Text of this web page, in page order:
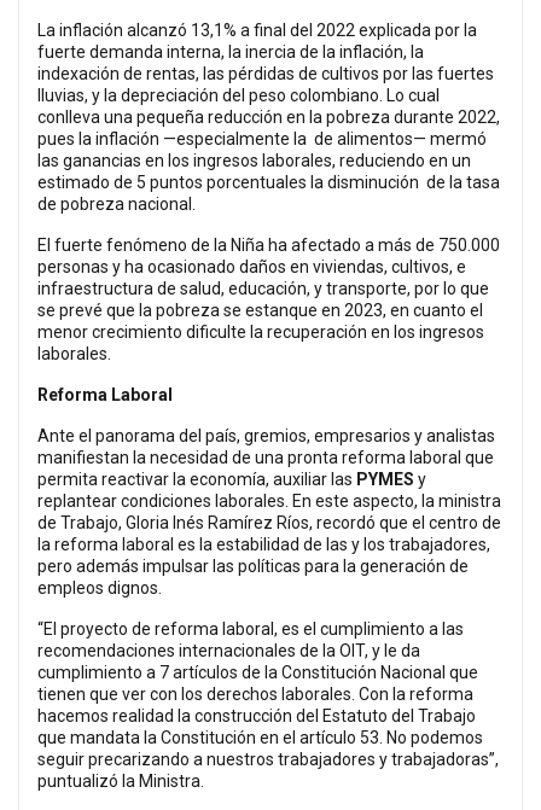
La inflación alcanzó 13,1% a final del 2022 explicada por la
fuerte demanda interna, la inercia de la inflación, la
indexación de rentas, las pérdidas de cultivos por las fuertes
lluvias, y la depreciación del peso colombiano. Lo cual
conlleva una pequeña reducción en la pobreza durante 2022,
pues la inflación —especialmente la de alimentos— mermó
las ganancias en los ingresos laborales, reduciendo en un
estimado de 5 puntos porcentuales la disminución de la tasa
de pobreza nacional.
El fuerte fenómeno de la Niña ha afectado a más de 750.000
personas y ha ocasionado daños en viviendas, cultivos, e
infraestructura de salud, educación, y transporte, por lo que
se prevé que la pobreza se estanque en 2023, en cuanto el
menor crecimiento dificulte la recuperación en los ingresos
laborales.
Reforma Laboral
Ante el panorama del país, gremios, empresarios y analistas
manifiestan la necesidad de una pronta reforma laboral que
permita reactivar la economía, auxiliar las PYMES y
replantear condiciones laborales. En este aspecto, la ministra
de Trabajo, Gloria Inés Ramírez Ríos, recordó que el centro de
la reforma laboral es la estabilidad de las y los trabajadores,
pero además impulsar las políticas para la generación de
empleos dignos.
“El proyecto de reforma laboral, es el cumplimiento a las
recomendaciones internacionales de la OIT, y le da
cumplimiento a 7 artículos de la Constitución Nacional que
tienen que ver con los derechos laborales. Con la reforma
hacemos realidad la construcción del Estatuto del Trabajo
que mandata la Constitución en el artículo 53. No podemos
seguir precarizando a nuestros trabajadores y trabajadoras”,
puntualizó la Ministra.